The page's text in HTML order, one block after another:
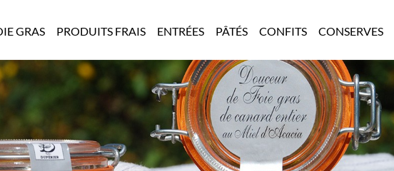
GRAS PRODUITS FRAIS ENTRÉES PÂTÉS CONFITS CONSERVES